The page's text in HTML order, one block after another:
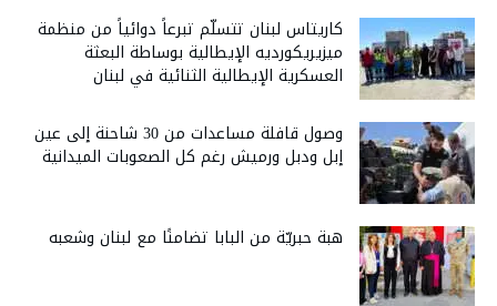
كاريتاس لبنان تتسلّم تبرعاً دوائياً من منظمة
ميزيريكورديه الإيطالية بوساطة البعثة
العسكرية الإيطالية الثنائية في لبنان
وصول قافلة مساعدات من 30 شاحنة إلى عين
إبل ودبل ورميش رغم كل الصعوبات الميدانية
هبة حبريّة من البابا تضامنًا مع لبنان وشعبه